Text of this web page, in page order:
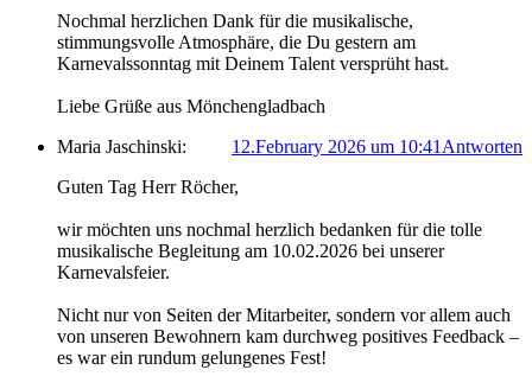
Nochmal herzlichen Dank für die musikalische,
stimmungsvolle Atmosphäre, die Du gestern am
Karnevalssonntag mit Deinem Talent versprüht hast.
Liebe Grüße aus Mönchengladbach
Maria Jaschinski:
Antworten
12.February 2026 um 10:41
Guten Tag Herr Röcher,
wir möchten uns nochmal herzlich bedanken für die tolle
musikalische Begleitung am 10.02.2026 bei unserer
Karnevalsfeier.
Nicht nur von Seiten der Mitarbeiter, sondern vor allem auch
von unseren Bewohnern kam durchweg positives Feedback –
es war ein rundum gelungenes Fest!